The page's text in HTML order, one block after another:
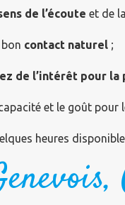
de l’écoute et de la
contact naturel ;
de l’intérêt pour la
et le goût pour
heures